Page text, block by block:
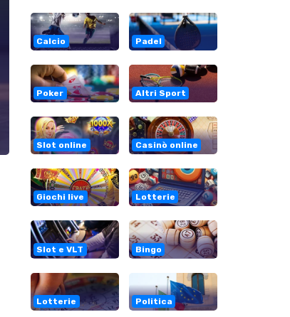
Calcio Padel
Poker Altri Sport
Slot online Casinò online
Giochi live Lotterie
Slot e VLT Bingo
Lotterie Politica